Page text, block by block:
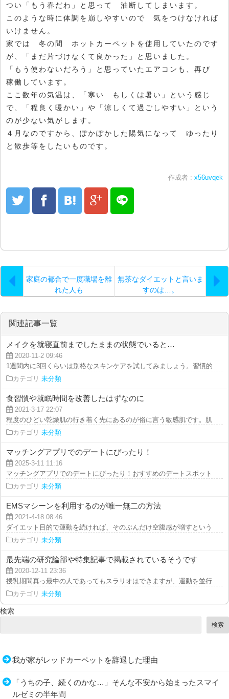
つい「もう春だわ」と思って 油断してしまいます。
このような時に体調を崩しやすいので 気をつけなければ
いけません。
家では 冬の間 ホットカーペットを使用していたのです
が、「まだ片づけなくて良かった」と思いました。
「もう使わないだろう」と思っていたエアコンも、再び
稼働しています。
ここ数年の気温は、「寒い もしくは暑い」という感じ
で、「程良く暖かい」や「涼しくて過ごしやすい」という
のが少ない気がします。
４月なのですから、ぽかぽかした陽気になって ゆったり
と散歩等をしたいものです。
作成者 : x56uvqek
家庭の都合で一度職場を離
れた人も
無茶なダイエットと言いま
すのは…。
関連記事一覧
メイクを就寝直前までしたままの状態でいると…
2020-11-2 09:46
1週間内に3回くらいは別格なスキンケアを試してみましょう。習慣的なお
カテゴリ 未分類
食習慣や就眠時間を改善したはずなのに
2021-3-17 22:07
程度のひどい乾燥肌の行き着く先にあるのが俗に言う敏感肌です。肌がボ
カテゴリ 未分類
マッチングアプリでのデートにぴったり！
2025-3-11 11:16
マッチングアプリでのデートにぴったり！おすすめのデートスポットをご
カテゴリ 未分類
EMSマシーンを利用するのが唯一無二の方法
2021-4-18 08:46
ダイエット目的で運動を続ければ、そのぶんだけ空腹感が増すというのは
カテゴリ 未分類
最先端の研究論部や特集記事で掲載されているそうです
2020-12-11 23:36
授乳期間真っ最中の人であってもスラリオはできますが、運動を並行させ
カテゴリ 未分類
検索
検索
我が家がレッドカーペットを辞退した理由
「うちの子、続くのかな…」そんな不安から始まったスマイ
ルゼミの半年間